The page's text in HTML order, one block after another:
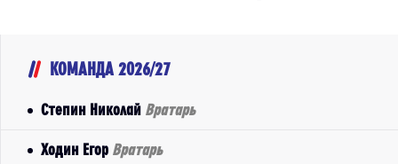
КОМАНДА 2026/27
Степин Николай Вратарь
Ходин Егор Вратарь